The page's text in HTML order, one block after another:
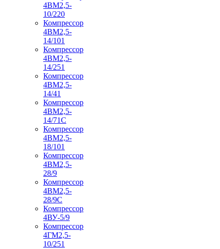
4ВМ2,5-
10/220
Компрессор
4ВМ2,5-
14/101
Компрессор
4ВМ2,5-
14/251
Компрессор
4ВМ2,5-
14/41
Компрессор
4ВМ2,5-
14/71C
Компрессор
4ВМ2,5-
18/101
Компрессор
4ВМ2,5-
28/9
Компрессор
4ВМ2,5-
28/9С
Компрессор
4ВУ-5/9
Компрессор
4ГМ2,5-
10/251